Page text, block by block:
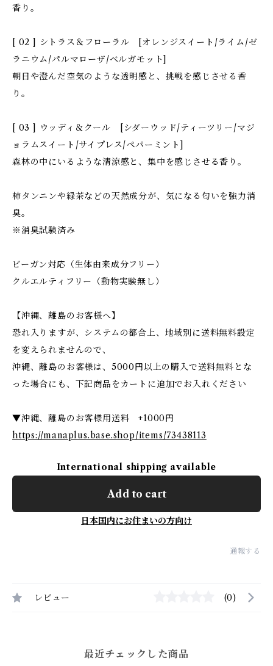
香り。
[ 02 ] シトラス＆フローラル [オレンジスイート/ライム/ゼ
ラニウム/パルマローザ/ベルガモット]
朝日や澄んだ空気のような透明感と、挑戦を感じさせる香
り。
[ 03 ] ウッディ＆クール [シダーウッド/ティーツリー/マジ
ョラムスイート/サイプレス/ペパーミント]
森林の中にいるような清涼感と、集中を感じさせる香り。
柿タンニンや緑茶などの天然成分が、気になる匂いを強力消
臭。
※消臭試験済み
ビーガン対応（生体由来成分フリー）
クルエルティフリー（動物実験無し）
【沖縄、離島のお客様へ】
恐れ入りますが、システムの都合上、地域別に送料無料設定
を変えられませんので、
沖縄、離島のお客様は、5000円以上の購入で送料無料とな
った場合にも、下記商品をカートに追加でお入れください
▼沖縄、離島のお客様用送料 +1000円
https://manaplus.base.shop/items/73438113
International shipping available
Add to cart
日本国内にお住まいの方向け
通報する
レビュー (0)
最近チェックした商品